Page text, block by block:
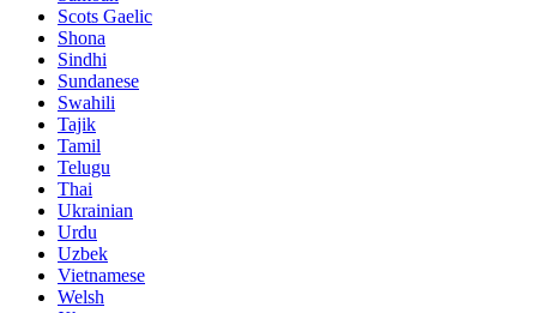
Scots Gaelic
Shona
Sindhi
Sundanese
Swahili
Tajik
Tamil
Telugu
Thai
Ukrainian
Urdu
Uzbek
Vietnamese
Welsh